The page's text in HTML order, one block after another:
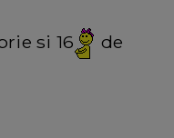
si 16
de